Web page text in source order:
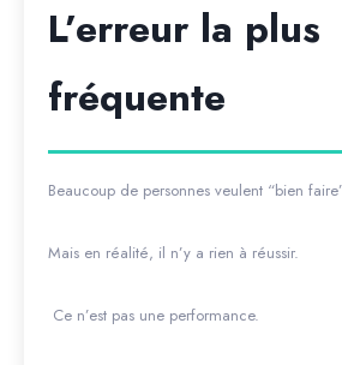
L’erreur la plus
fréquente
Beaucoup de personnes veulent “bien
Mais en réalité, il n’y a rien à réussir.
Ce n’est pas une performance.